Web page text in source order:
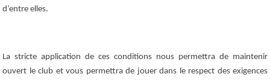
d’entre elles.
La stricte application de ces conditions nous permettra de maintenir
ouvert le club et vous permettra de jouer dans le respect des exigences